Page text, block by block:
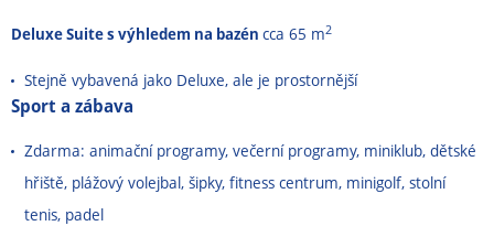
Deluxe Suite s výhledem na bazén cca 65 m2
Stejně vybavená jako Deluxe, ale je prostornější
Sport a zábava
Zdarma: animační programy, večerní programy, miniklub, dětské
hřiště, plážový volejbal, šipky, fitness centrum, minigolf, stolní
tenis, padel